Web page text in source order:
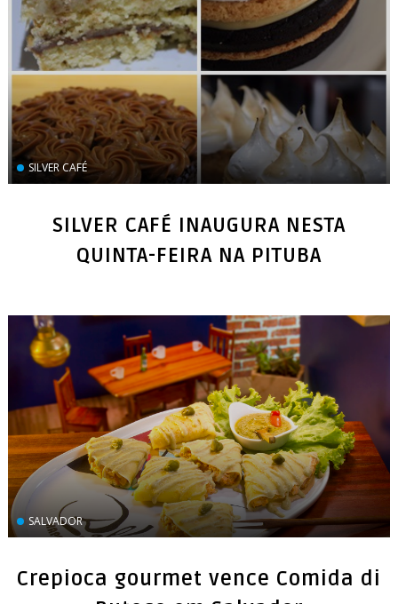
SILVER CAFÉ
SILVER CAFÉ INAUGURA NESTA
QUINTA-FEIRA NA PITUBA‏
SALVADOR
Crepioca gourmet vence Comida di